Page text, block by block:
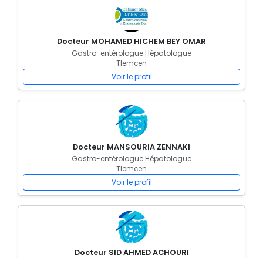
Docteur MOHAMED HICHEM BEY OMAR
Gastro-entérologue Hépatologue
Tlemcen
Voir le profil
Docteur MANSOURIA ZENNAKI
Gastro-entérologue Hépatologue
Tlemcen
Voir le profil
Docteur SID AHMED ACHOURI